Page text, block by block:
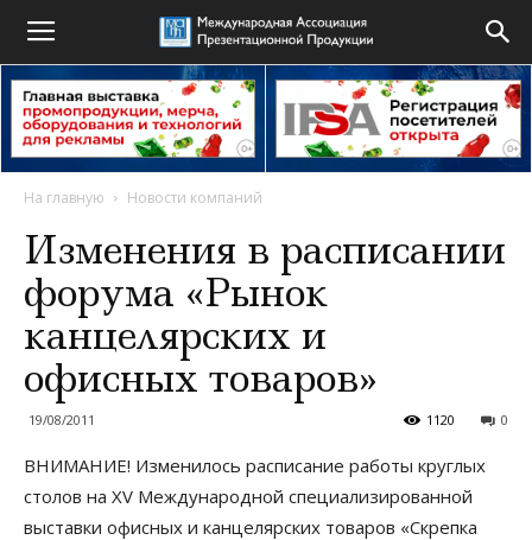
На главную Новости компаний
Изменения в расписании
форума «Рынок
канцелярских и
офисных товаров»
19/08/2011 0
1120
ВНИМАНИЕ! Изменилось расписание работы круглых
столов на XV Международной специализированной
выставки офисных и канцелярских товаров «Скрепка